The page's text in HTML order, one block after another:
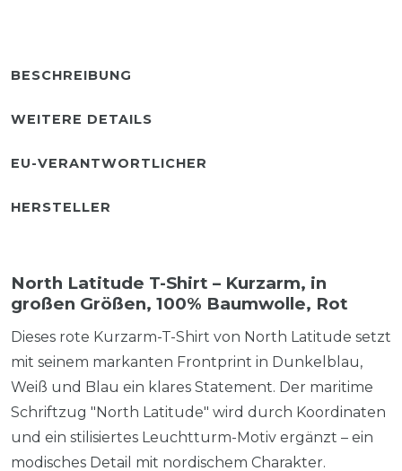
BESCHREIBUNG
WEITERE DETAILS
EU-VERANTWORTLICHER
HERSTELLER
North Latitude T-Shirt – Kurzarm, in
großen Größen, 100% Baumwolle, Rot
Dieses rote Kurzarm-T-Shirt von North Latitude setzt
mit seinem markanten Frontprint in Dunkelblau,
Weiß und Blau ein klares Statement. Der maritime
Schriftzug "North Latitude" wird durch Koordinaten
und ein stilisiertes Leuchtturm-Motiv ergänzt – ein
modisches Detail mit nordischem Charakter.